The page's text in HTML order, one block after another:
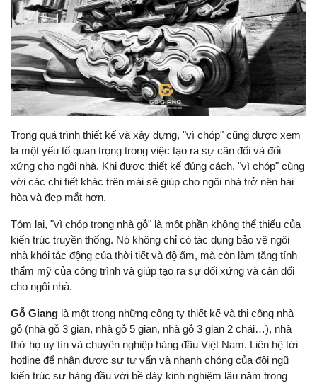
Trong quá trình thiết kế và xây dựng, "vì chóp" cũng được xem
là một yếu tố quan trọng trong việc tạo ra sự cân đối và đối
xứng cho ngôi nhà. Khi được thiết kế đúng cách, "vì chóp" cùng
với các chi tiết khác trên mái sẽ giúp cho ngôi nhà trở nên hài
hòa và đẹp mắt hơn.
Tóm lại, "vì chóp trong nhà gỗ" là một phần không thể thiếu của
kiến trúc truyền thống. Nó không chỉ có tác dụng bảo vệ ngôi
nhà khỏi tác động của thời tiết và độ ẩm, mà còn làm tăng tính
thẩm mỹ của công trình và giúp tạo ra sự đối xứng và cân đối
cho ngôi nhà.
Gỗ Giang là một trong những công ty thiết kế và thi công nhà
gỗ (nhà gỗ 3 gian, nhà gỗ 5 gian, nhà gỗ 3 gian 2 chái…), nhà
thờ họ uy tín và chuyên nghiệp hàng đầu Việt Nam. Liên hệ tới
hotline để nhận được sự tư vấn và nhanh chóng của đội ngũ
kiến trúc sư hàng đầu với bề dày kinh nghiệm lâu năm trong